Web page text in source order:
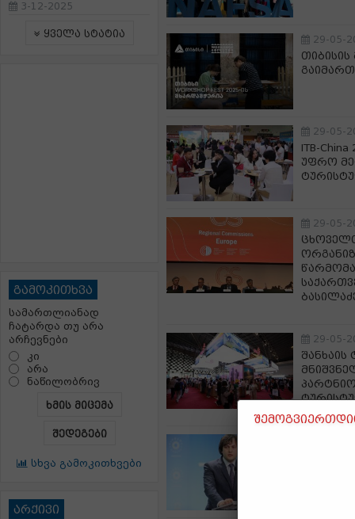
3-12-2025
ყველა სტატია
გამოკითხვა
სამართლიანად
ჩატარდა თუ არა
არჩევნები
კი
არა
ნაწილობრივ
ხმის მიცემა
შედეგები
სხვა გამოკითხვები
არქივი
29-05-
29-05-
ITB-
უფრო
29-05-
29-05-